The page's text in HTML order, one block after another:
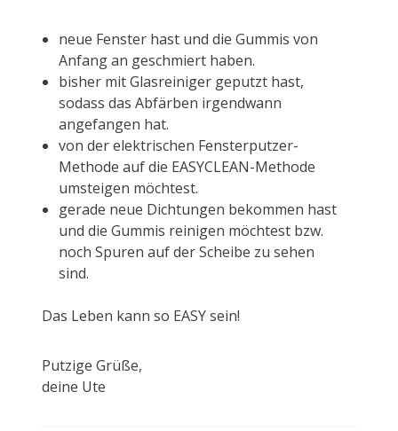
neue Fenster hast und die Gummis von
Anfang an geschmiert haben.
bisher mit Glasreiniger geputzt hast,
sodass das Abfärben irgendwann
angefangen hat.
von der elektrischen Fensterputzer-
Methode auf die EASYCLEAN-Methode
umsteigen möchtest.
gerade neue Dichtungen bekommen hast
und die Gummis reinigen möchtest bzw.
noch Spuren auf der Scheibe zu sehen
sind.
Das Leben kann so EASY sein!
Putzige Grüße,
deine Ute